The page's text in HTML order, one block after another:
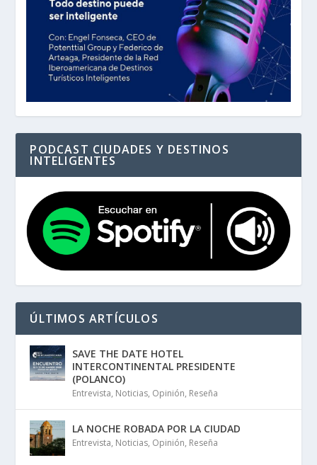
PODCAST CIUDADES Y DESTINOS
INTELIGENTES
ÚLTIMOS ARTÍCULOS
SAVE THE DATE HOTEL
INTERCONTINENTAL PRESIDENTE
(POLANCO)
Entrevista, Noticias, Opinión, Reseña
LA NOCHE ROBADA POR LA CIUDAD
Entrevista, Noticias, Opinión, Reseña